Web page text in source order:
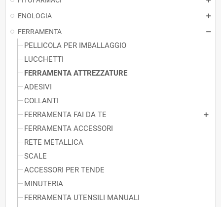
ENOLOGIA
FERRAMENTA
PELLICOLA PER IMBALLAGGIO
LUCCHETTI
FERRAMENTA ATTREZZATURE
ADESIVI
COLLANTI
FERRAMENTA FAI DA TE
FERRAMENTA ACCESSORI
RETE METALLICA
SCALE
ACCESSORI PER TENDE
MINUTERIA
FERRAMENTA UTENSILI MANUALI